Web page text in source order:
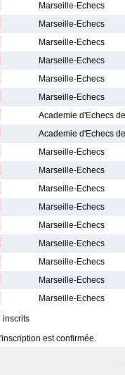
Marseille-Echecs
Marseille-Echecs
Marseille-Echecs
Marseille-Echecs
Marseille-Echecs
Marseille-Echecs
Academie d'Echecs
Academie d'Echecs
Marseille-Echecs
Marseille-Echecs
Marseille-Echecs
Marseille-Echecs
Marseille-Echecs
Marseille-Echecs
Marseille-Echecs
Marseille-Echecs
Marseille-Echecs
inscrits
est confirmée.